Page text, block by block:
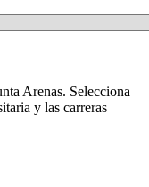
Arenas. Selecciona
y las carreras